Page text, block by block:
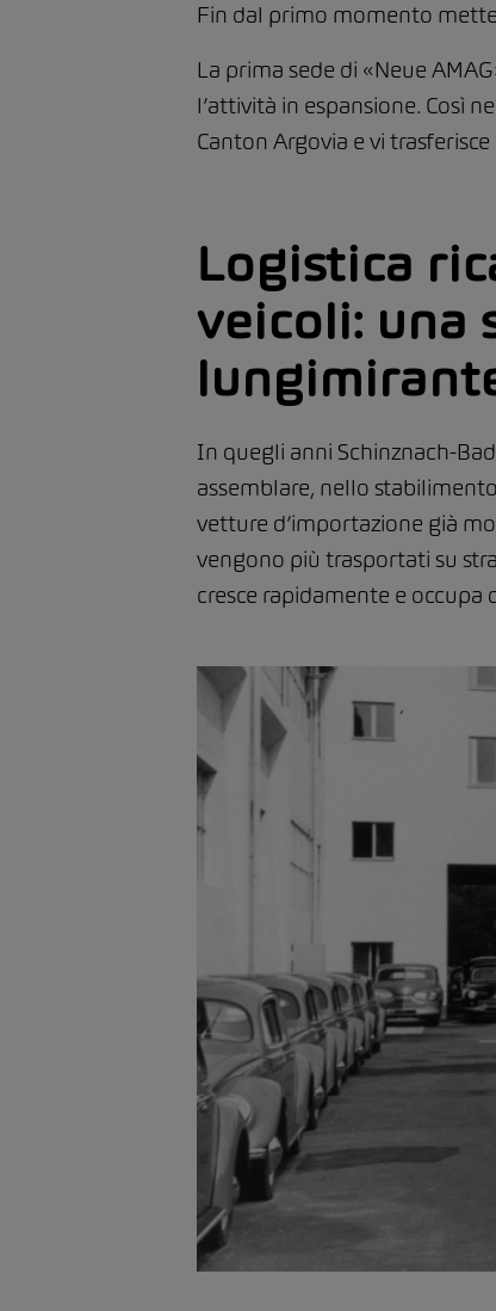
Fin dal primo momento
La prima sede di «Neue
l’attività in espansione. Così
Canton Argovia e vi trasferisce
Logistica
veicoli: una
In quegli anni Schinznach-
assemblare, nello
vetture d’importazione già
vengono più trasportati su
cresce rapidamente e occupa